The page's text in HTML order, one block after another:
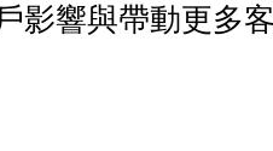
影響與帶動更多